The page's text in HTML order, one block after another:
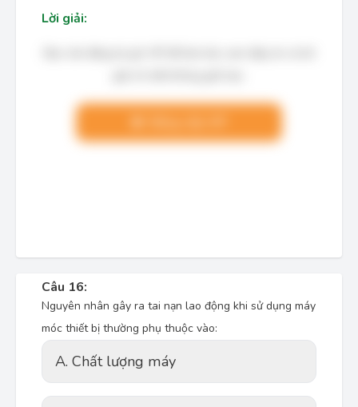
Lời giải:
Câu 16:
Nguyên nhân gây ra tai nạn lao động khi sử dụng máy
móc thiết bị thường phụ thuộc vào:
A. Chất lượng máy